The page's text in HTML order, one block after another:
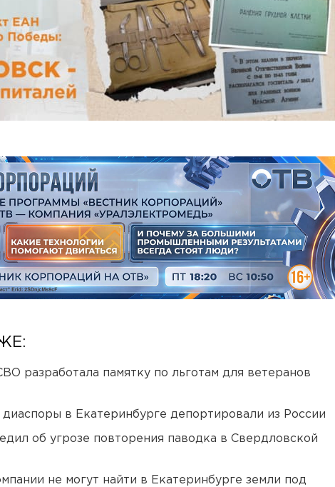
разработала памятку по льготам для ветеранов
диаспоры в Екатеринбурге депортировали из России
об угрозе повторения паводка в Свердловской
не могут найти в Екатеринбурге земли под